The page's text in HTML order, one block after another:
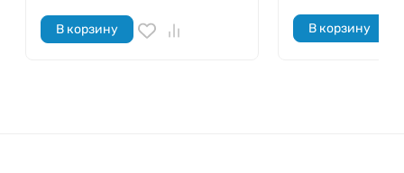
В корзину В корзину